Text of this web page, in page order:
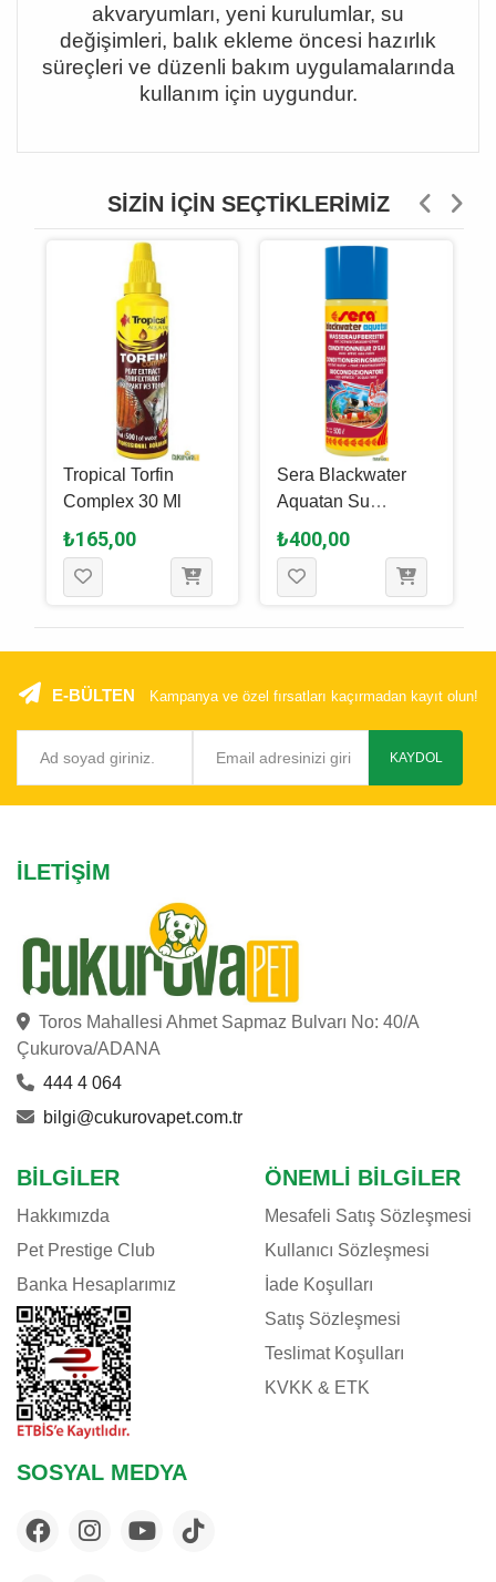
akvaryumları, yeni kurulumlar, su
değişimleri, balık ekleme öncesi hazırlık
süreçleri ve düzenli bakım uygulamalarında
kullanım için uygundur.
SIZIN İÇIN SEÇTIKLERIMIZ
Tropical Torfin
Complex 30 Ml
₺165,00
Sera Blackwater
Aquatan Su
Düzenleyici 100 Ml
₺400,00
E-BÜLTEN Kampanya ve özel fırsatları kaçırmadan kayıt olun!
KAYDOL
İLETIŞIM
Toros Mahallesi Ahmet Sapmaz Bulvarı No: 40/A
Çukurova/ADANA
444 4 064
bilgi@cukurovapet.com.tr
BILGILER
Hakkımızda
Pet Prestige Club
Banka Hesaplarımız
ÖNEMLI BILGILER
Mesafeli Satış Sözleşmesi
Kullanıcı Sözleşmesi
İade Koşulları
Satış Sözleşmesi
Teslimat Koşulları
KVKK & ETK
SOSYAL MEDYA